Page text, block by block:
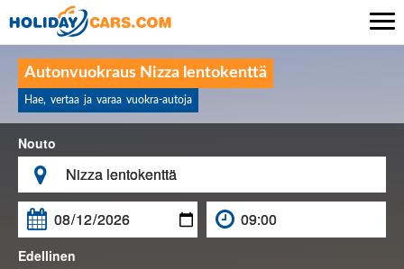
Autonvuokraus Nizza lentokenttä
Hae, vertaa ja varaa vuokra-autoja
Nouto


Edellinen